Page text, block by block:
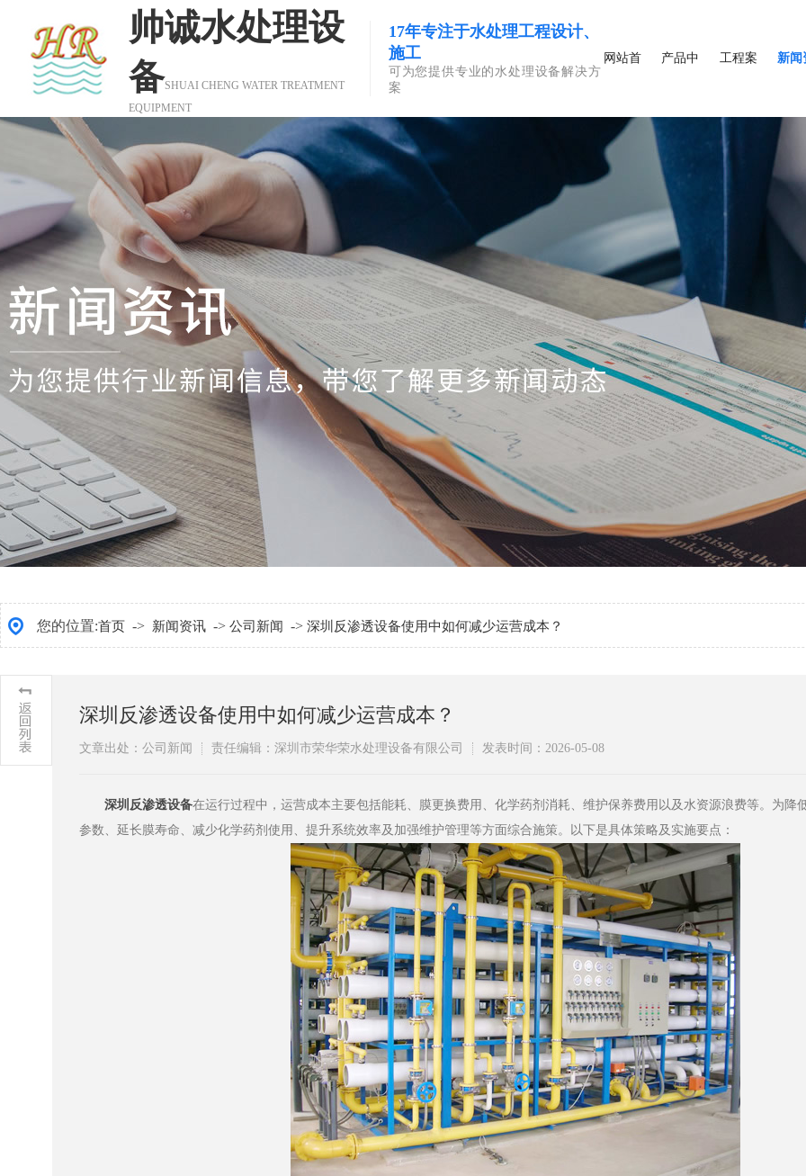
帅诚水处理设
备SHUAI CHENG WATER TREATMENT
EQUIPMENT
17年专注于水处理工程设计、
施工
可为您提供专业的水处理设备解决方
案
网站首 产品中 工程案
例
新闻
讯
您的位置:首页 -> 新闻资讯 -> 公司新闻 -> 深圳反渗透设备使用中如何减少运营成本？
深圳反渗透设备使用中如何减少运营成本？
文章出处：公司新闻 责任编辑：深圳市荣华荣水处理设备有限公司 发表时间：2026-05-08
​深圳反渗透设备在运行过程中，运营成本主要包括能耗、膜更换费用、化学药剂消耗、维护保养费用以及水资源浪费等。为降
参数、延长膜寿命、减少化学药剂使用、提升系统效率及加强维护管理等方面综合施策。以下是具体策略及实施要点：